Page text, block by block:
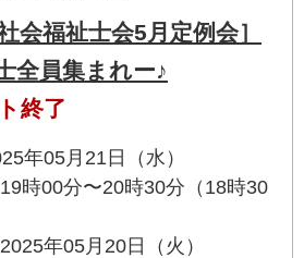
会福祉士会5月定例会］
全員集まれー♪
終了
年05月21日（水）
時00分〜20時30分（18時30
年05月20日（火）